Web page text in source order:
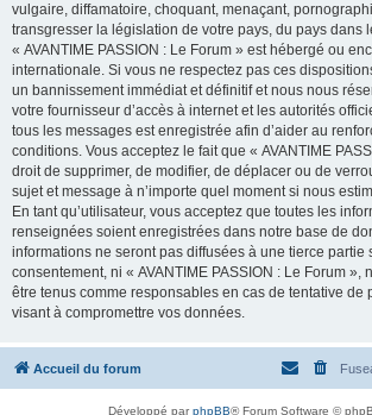
vulgaire, diffamatoire, choquant, menaçant,
transgresser la législation de votre pays, du pays dans
« AVANTIME PASSION : Le Forum » est hébergé ou
internationale. Si vous ne respectez pas ces
un bannissement immédiat et définitif et nous nous
votre fournisseur d’accès à internet et les autorités
tous les messages est enregistrée afin d’aider au
conditions. Vous acceptez le fait que « AVANTIME
droit de supprimer, de modifier, de déplacer ou de
sujet et message à n’importe quel moment si nous
En tant qu’utilisateur, vous acceptez que toutes les
renseignées soient enregistrées dans notre base de
informations ne seront pas diffusées à une tierce partie
consentement, ni « AVANTIME PASSION : Le Forum »,
être tenus comme responsables en cas de tentative de
visant à compromettre vos données.
Accueil du forum
Développé parphpBB® Forum Software ©